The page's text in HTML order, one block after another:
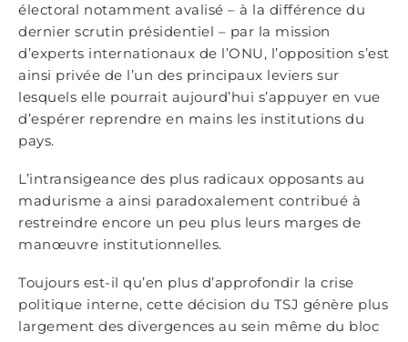
électoral notamment avalisé – à la différence du
dernier scrutin présidentiel – par la mission
d’experts internationaux de l’ONU, l’opposition s’est
ainsi privée de l’un des principaux leviers sur
lesquels elle pourrait aujourd’hui s’appuyer en vue
d’espérer reprendre en mains les institutions du
pays.
L’intransigeance des plus radicaux opposants au
madurisme a ainsi paradoxalement contribué à
restreindre encore un peu plus leurs marges de
manœuvre institutionnelles.
Toujours est-il qu’en plus d’approfondir la crise
politique interne, cette décision du TSJ génère plus
largement des divergences au sein même du bloc